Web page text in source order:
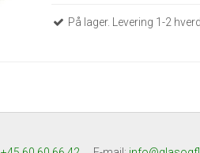
På lager. Levering 1-2